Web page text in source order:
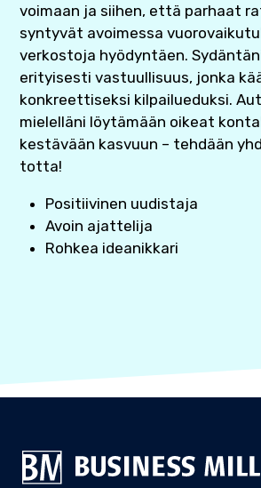
voimaan ja siihen, että parhaat
syntyvät avoimessa
verkostoja hyödyntäen.
erityisesti vastuullisuus, jonka
konkreettiseksi kilpailueduksi.
mielelläni löytämään oikeat
kestävään kasvuun – tehdään
totta!
Positiivinen uudistaja
Avoin ajattelija
Rohkea ideanikkari